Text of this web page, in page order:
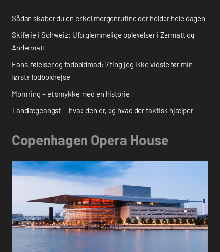
Sådan skaber du en enkel morgenrutine der holder hele dagen
Skiferie i Schweiz: Uforglemmelige oplevelser i Zermatt og
Andermatt
Fans, følelser og fodboldmad: 7 ting jeg ikke vidste før min
første fodboldrejse
Mom ring – et smykke med en historie
Tandlægeangst — hvad den er, og hvad der faktisk hjælper
Copenhagen Opera House